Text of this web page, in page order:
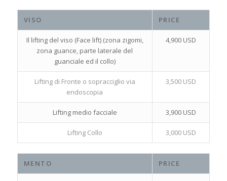
VISO PRICE
Il lifting del viso (Face lift) (zona zigomi,
zona guance, parte laterale del
guanciale ed il collo)
4,900 USD
Lifting di Fronte o sopracciglio via
endoscopia
3,500 USD
Lifting medio facciale 3,900 USD
Lifting Collo 3,000 USD
MENTO PRICE